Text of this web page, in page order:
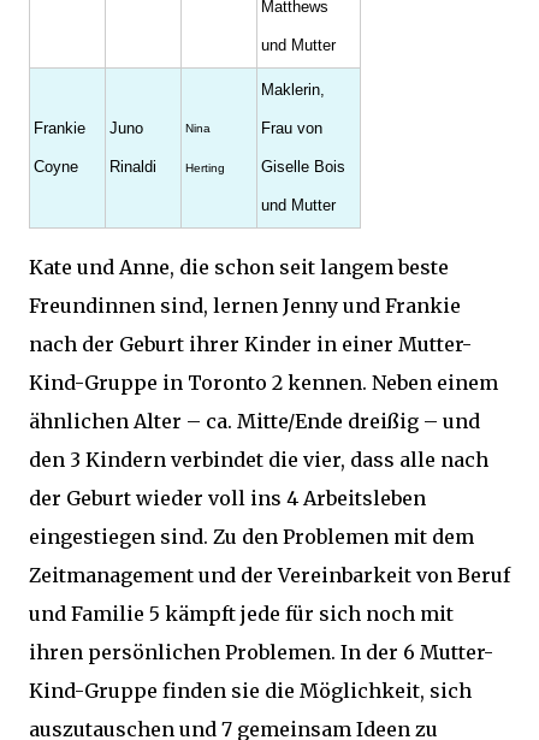
Matthews
und Mutter
Frankie
Coyne
Juno
Rinaldi
Nina
Herting
Maklerin,
Frau von
Giselle Bois
und Mutter
Kate und Anne, die schon seit langem beste
Freundinnen sind, lernen Jenny und Frankie
nach der Geburt ihrer Kinder in einer Mutter-
Kind-Gruppe in Toronto 2 kennen. Neben einem
ähnlichen Alter – ca. Mitte/Ende dreißig – und
den 3 Kindern verbindet die vier, dass alle nach
der Geburt wieder voll ins 4 Arbeitsleben
eingestiegen sind. Zu den Problemen mit dem
Zeitmanagement und der Vereinbarkeit von Beruf
und Familie 5 kämpft jede für sich noch mit
ihren persönlichen Problemen. In der 6 Mutter-
Kind-Gruppe finden sie die Möglichkeit, sich
auszutauschen und 7 gemeinsam Ideen zu